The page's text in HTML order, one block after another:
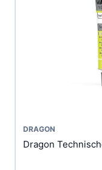
DRAGON
Dragon